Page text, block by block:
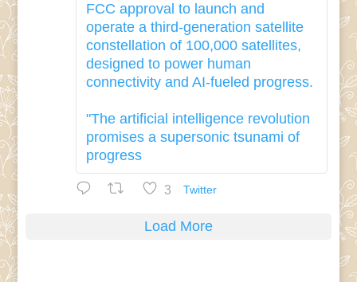
FCC approval to launch and
operate a third-generation satellite
constellation of 100,000 satellites,
designed to power human
connectivity and AI-fueled progress.
"The artificial intelligence revolution
promises a supersonic tsunami of
progress
3 Twitter
Load More